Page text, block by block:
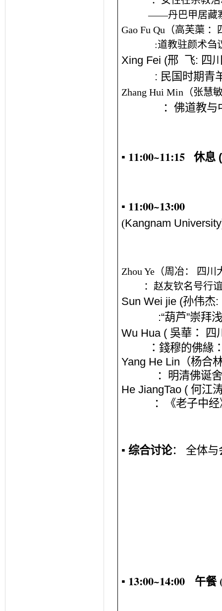
——丹巴甲居藏
Gao Fu Qu （高芙蕖 ：
:道教驻颜术刍
Xing Fei (邢 飞: 四
: 民国时期青
Zhang Hui Min （张慧
：佛道教与
▪ 11:00~11:15 休息
▪ 11:00~13:00
(Kangnam
Zhou Ye （周冶：
四川
：赵友钦名号行
Sun Wei jie (孙伟杰:
:“葫芦”崇拜
Wu Hua ( 吳華：
四
：錢穆的佛緣
Yang He Lin （杨合
： 明清佛诞
He JiangTao ( 何江
：
《老子中
▪ 综合讨论： 全体与
▪ 13:00~14:00 午餐